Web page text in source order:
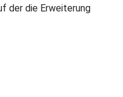
der die Erweiterung